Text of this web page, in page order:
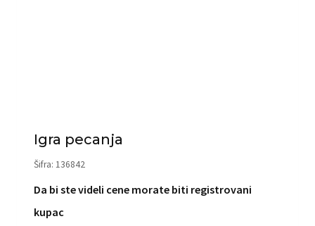
Igra pecanja
Šifra: 136842
Da bi ste videli cene morate biti registrovani
kupac